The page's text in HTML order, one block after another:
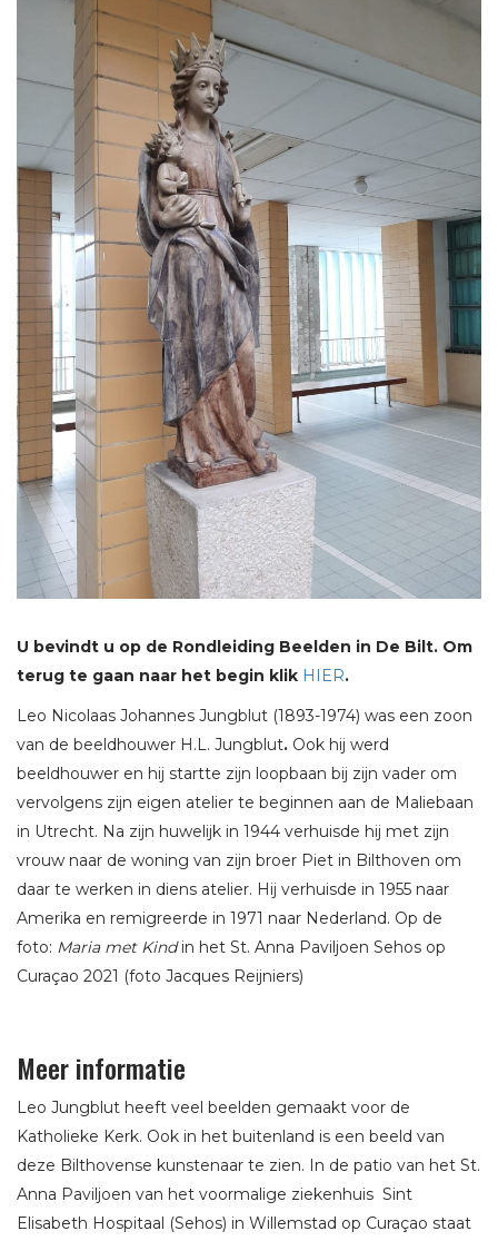
U bevindt u op de Rondleiding Beelden in De Bilt. Om
terug te gaan naar het begin klik HIER.
Leo Nicolaas Johannes Jungblut (1893-1974) was een zoon
van de beeldhouwer H.L. Jungblut. Ook hij werd
beeldhouwer en hij startte zijn loopbaan bij zijn vader om
vervolgens zijn eigen atelier te beginnen aan de Maliebaan
in Utrecht. Na zijn huwelijk in 1944 verhuisde hij met zijn
vrouw naar de woning van zijn broer Piet in Bilthoven om
daar te werken in diens atelier. Hij verhuisde in 1955 naar
Amerika en remigreerde in 1971 naar Nederland. Op de
foto: Maria met Kindin het St. Anna Paviljoen Sehos op
Curaçao 2021 (foto Jacques Reijniers)
Meer informatie
Leo Jungblut heeft veel beelden gemaakt voor de
Katholieke Kerk. Ook in het buitenland is een beeld van
deze Bilthovense kunstenaar te zien. In de patio van het St.
Anna Paviljoen van het voormalige ziekenhuis Sint
Elisabeth Hospitaal (Sehos) in Willemstad op Curaçao staat